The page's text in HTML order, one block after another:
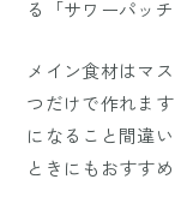
る「サワーパッ
メイン食材はマ
つだけで作れま
になること間違
ときにもおすす